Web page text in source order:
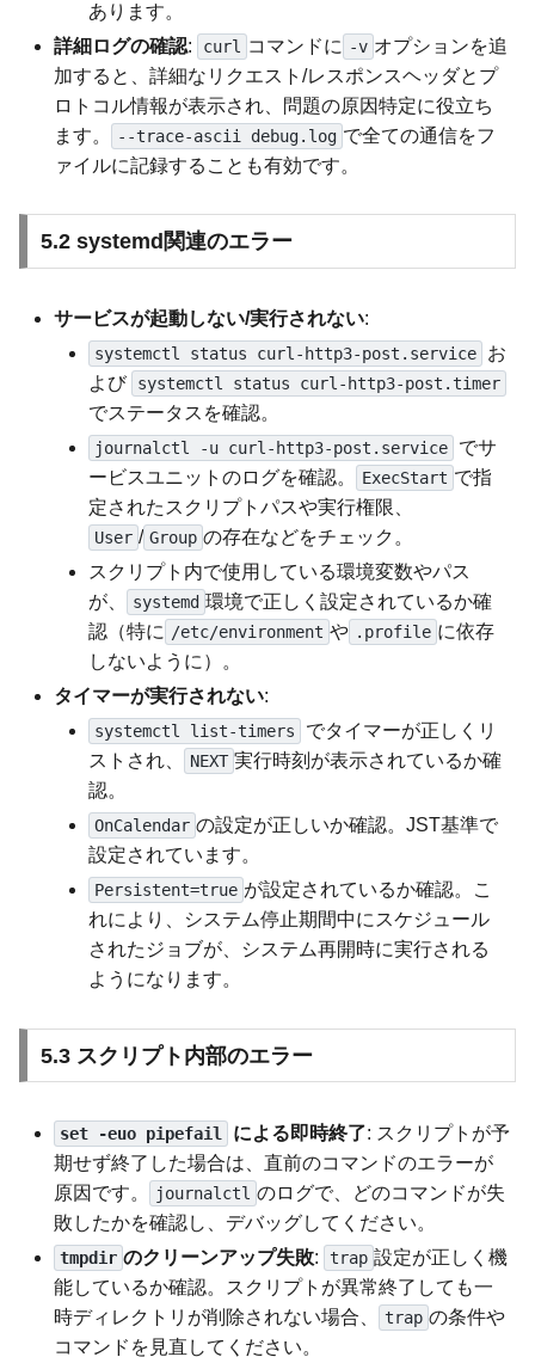
あります。
詳細ログの確認: curl コマンドに -v オプションを追
加すると、詳細なリクエスト/レスポンスヘッダとプ
ロトコル情報が表示され、問題の原因特定に役立ち
ます。
--trace-ascii debug.log で全ての通信をフ
ァイルに記録することも有効です。
5.2 systemd関連のエラー
サービスが起動しない/実行されない:
systemctl status curl-http3-post.service
お
よび systemctl status curl-http3-post.timer
でステータスを確認。
journalctl -u curl-http3-post.service
でサ
ービスユニットのログを確認。
ExecStart で指
定されたスクリプトパスや実行権限、
User / Group の存在などをチェック。
スクリプト内で使用している環境変数やパス
が、
systemd 環境で正しく設定されているか確
認（特に /etc/environment や .profile に依存
しないように）。
タイマーが実行されない:
systemctl list-timers
でタイマーが正しくリ
ストされ、
NEXT 実行時刻が表示されているか確
認。
OnCalendar の設定が正しいか確認。JST基準で
設定されています。
Persistent=true が設定されているか確認。こ
れにより、システム停止期間中にスケジュール
されたジョブが、システム再開時に実行される
ようになります。
5.3 スクリプト内部のエラー
set -euo pipefail による即時終了: スクリプトが予
期せず終了した場合は、直前のコマンドのエラーが
原因です。
journalctl のログで、どのコマンドが失
敗したかを確認し、デバッグしてください。
tmpdir のクリーンアップ失敗: trap 設定が正しく機
能しているか確認。スクリプトが異常終了しても一
時ディレクトリが削除されない場合、
trap の条件や
コマンドを見直してください。